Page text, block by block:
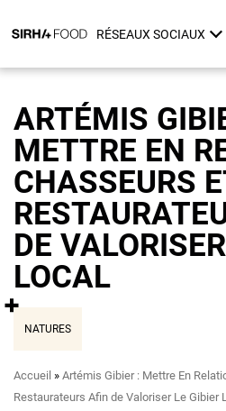
au
principal
RÉSEAUX SOCIAUX
ARTÉMIS
METTRE EN
CHASSEURS
DE
LOCAL
NATURES
Fil
d'Ariane
Accueil
Artémis Gibier : Mettre En
Restaurateurs Afin de Valoriser Le Gibier